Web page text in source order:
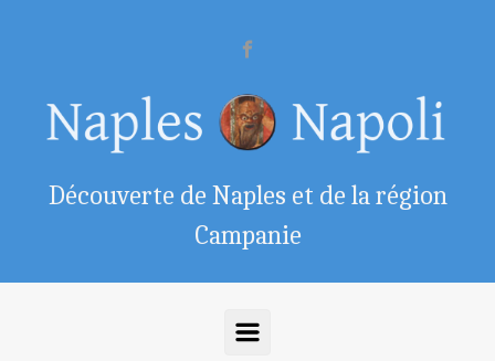
Découverte de Naples et de la région
Campanie